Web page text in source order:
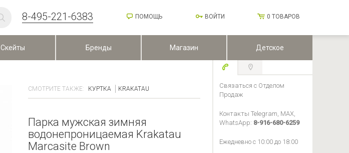
СМОТРИТЕ ТАКЖЕ: КУРТКА KRAKATAU
Парка мужская зимняя
водонепроницаемая Krakatau
Marcasite Brown
Связаться с Отделом
Продаж
Контакты Telegram, MAX,
WhatsApp: 8-916-680-6259
Ежедневно с 10:00 до 18:00
8-495-221-6383 ПОМОЩЬ ВОЙТИ 0 ТОВАРОВ
Скейты Бренды Магазин Детское